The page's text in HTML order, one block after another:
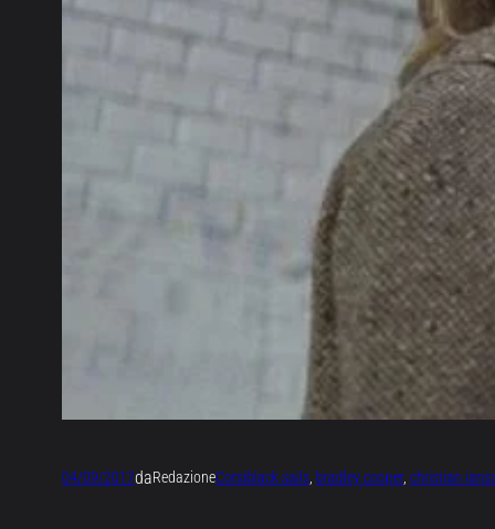
04/09/2017daRedazioneCorsiblack sails, bradley cooper, christian